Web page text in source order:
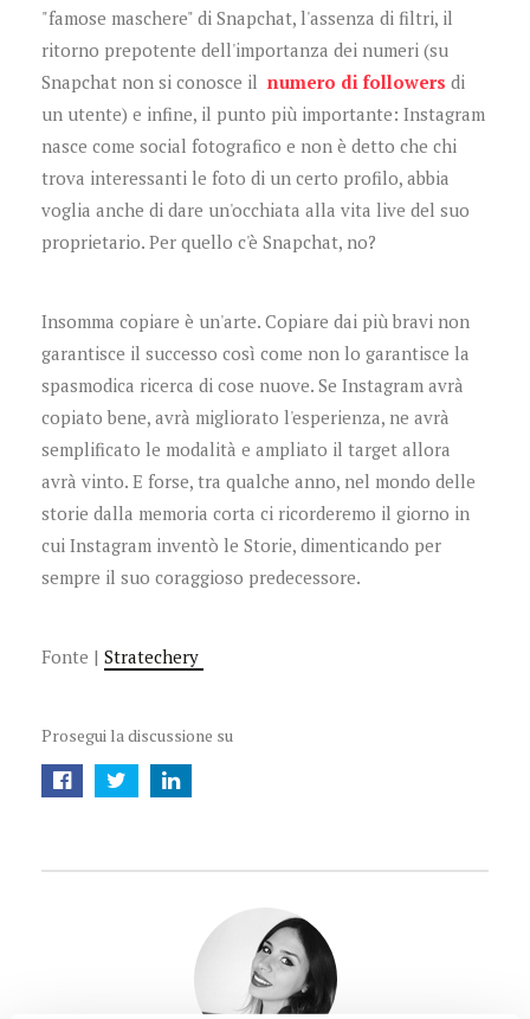
"famose maschere" di Snapchat, l'assenza di filtri, il
ritorno prepotente dell'importanza dei numeri (su
Snapchat non si conosce il numero di followers di
un utente) e infine, il punto più importante: Instagram
nasce come social fotografico e non è detto che chi
trova interessanti le foto di un certo profilo, abbia
voglia anche di dare un'occhiata alla vita live del suo
proprietario. Per quello c'è Snapchat, no?
Insomma copiare è un'arte. Copiare dai più bravi non
garantisce il successo così come non lo garantisce la
spasmodica ricerca di cose nuove. Se Instagram avrà
copiato bene, avrà migliorato l'esperienza, ne avrà
semplificato le modalità e ampliato il target allora
avrà vinto. E forse, tra qualche anno, nel mondo delle
storie dalla memoria corta ci ricorderemo il giorno in
cui Instagram inventò le Storie, dimenticando per
sempre il suo coraggioso predecessore.
Fonte | Stratechery
Prosegui la discussione su